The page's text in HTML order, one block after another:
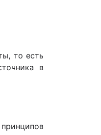
то есть
в